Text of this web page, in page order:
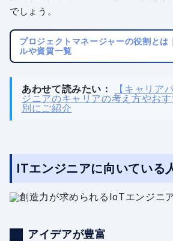
でしょう。
プロジェクトマネージャーの役割とは
ルや資質一覧
あわせて読みたい：
【キャリア
ジニアのキャリアの考え方やお
別にご紹介
ITエンジニアに向いている
アイデアが豊富